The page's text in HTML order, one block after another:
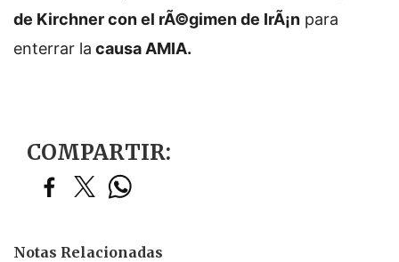
de Kirchner con el rÃ©gimen de IrÃ¡n para
enterrar la causa AMIA.
COMPARTIR:
Notas Relacionadas